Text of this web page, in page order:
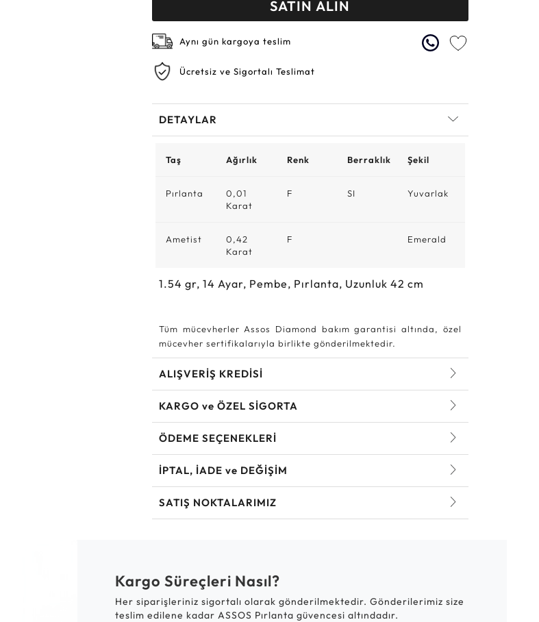
SATIN ALIN
Aynı gün kargoya teslim
Ücretsiz ve Sigortalı Teslimat
DETAYLAR
Taş Ağırlık Renk Berraklık Şekil
Pırlanta
0,01
Karat
F SI Yuvarlak
Ametist
0,42
Karat
F Emerald
1.54gr,14Ayar, Pembe, Pırlanta, Uzunluk 42 cm
Tüm mücevherler Assos Diamond bakım garantisi altında, özel
mücevher sertifikalarıyla birlikte gönderilmektedir.
ALIŞVERİŞ KREDİSİ
KARGO ve ÖZEL SİGORTA
ÖDEME SEÇENEKLERİ
İPTAL, İADE ve DEĞİŞİM
SATIŞ NOKTALARIMIZ
Kargo Süreçleri Nasıl?
Her siparişleriniz sigortalı olarak gönderilmektedir. Gönderilerimiz size
teslim edilene kadar ASSOS Pırlanta güvencesi altındadır.